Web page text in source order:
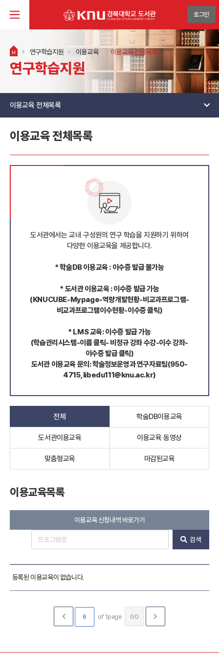
로그인
H 연구학습지원 이용교육 이용교육 전체목록
연구학습지원
이용교육 전체목록
이용교육 전체목록
도서관에서는 교내 구성원의 연구 학습을 지원하기 위하여
다양한 이용교육을 제공합니다.
* 학술DB 이용교육 : 이수증 발급 불가능
* 도서관 이용교육 : 이수증 발급 가능
(KNUCUBE-Mypage-역량개발현황-비교과프로그램-
비교과프로그램이수현황-이수증 클릭)
* LMS 교육: 이수증 발급 가능
(학습관리시스템-이름 클릭- 비정규 강좌 수강-이수 강좌-
이수증 발급 클릭)
도서관 이용교육 문의: 학술정보운영과 연구자료팀(950-
4715, libedu111@knu.ac.kr)
전체 학술DB이용교육
도서관이용교육 이용교육 동영상
맞춤형교육 마감된교육
이용교육목록
이용교육 신청내역 바로가기
검색
등록된 이용교육이 없습니다.
of 1page GO